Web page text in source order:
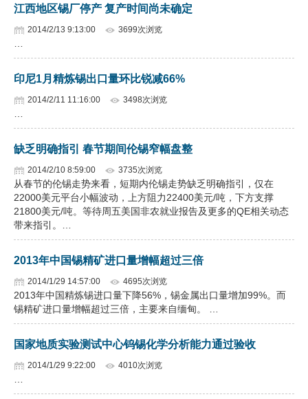
江西地区锡厂停产 复产时间尚未确定
2014/2/13 9:13:00 3699次浏览
印尼1月精炼锡出口量环比锐减66%
2014/2/11 11:16:00 3498次浏览
缺乏明确指引 春节期间伦锡窄幅盘整
2014/2/10 8:59:00 3735次浏览
从春节的伦锡走势来看，短期内伦锡走势缺乏明确指引，仅在
22000美元平台小幅波动，上方阻力22400美元/吨，下方支撑
21800美元/吨。等待周五美国非农就业报告及更多的QE相关动态
带来指引。…
2013年中国锡精矿进口量增幅超过三倍
2014/1/29 14:57:00 4695次浏览
2013年中国精炼锡进口量下降56%，锡金属出口量增加99%。而
锡精矿进口量增幅超过三倍，主要来自缅甸。 …
国家地质实验测试中心钨锡化学分析能力通过验收
2014/1/29 9:22:00 4010次浏览